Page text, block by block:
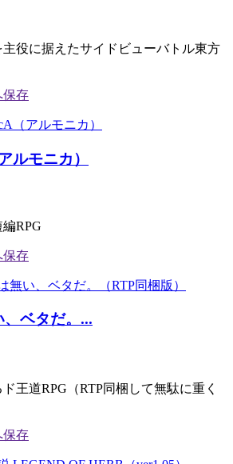
役に据えたサイドビューバトル東方
ルモニカ）
RPG
ベタだ。...
王道RPG（RTP同梱して無駄に重く